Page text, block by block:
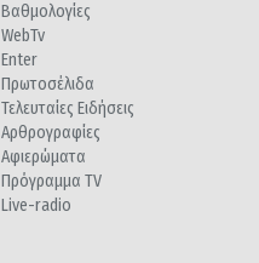
Βαθμολογίες
WebTv
Enter
Πρωτοσέλιδα
Τελευταίες Ειδήσεις
Αρθρογραφίες
Αφιερώματα
Πρόγραμμα TV
Live-radio